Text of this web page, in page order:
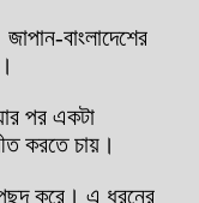
বাংলাদেশের
পর একটা
করতে চায়।
করে। এ ধরনের